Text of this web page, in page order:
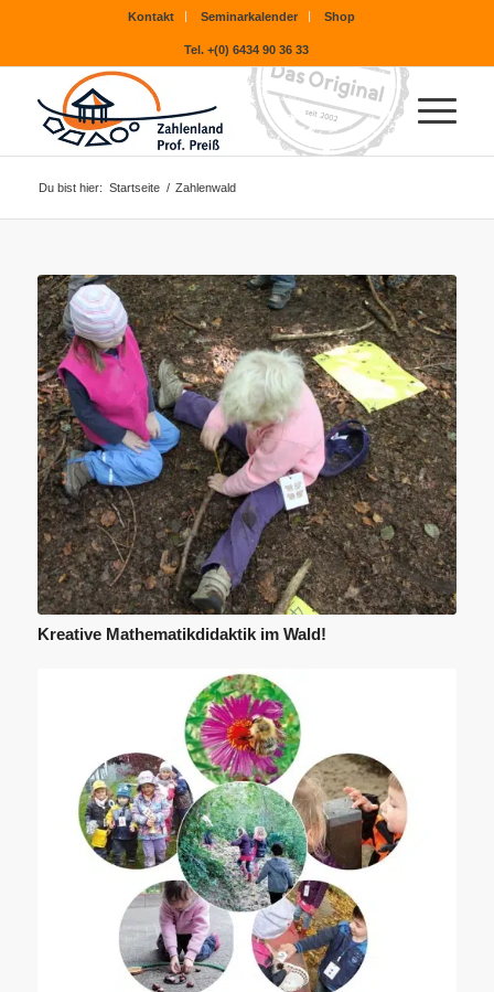
Kontakt Seminarkalender Shop
Tel. +(0) 6434 90 36 33
Du bist hier: Startseite / Zahlenwald
Kreative Mathematikdidaktik im Wald!